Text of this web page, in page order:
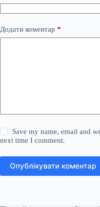
Додати коментар *
Save my name, email and
next time I comment.
Опублікувати коментар